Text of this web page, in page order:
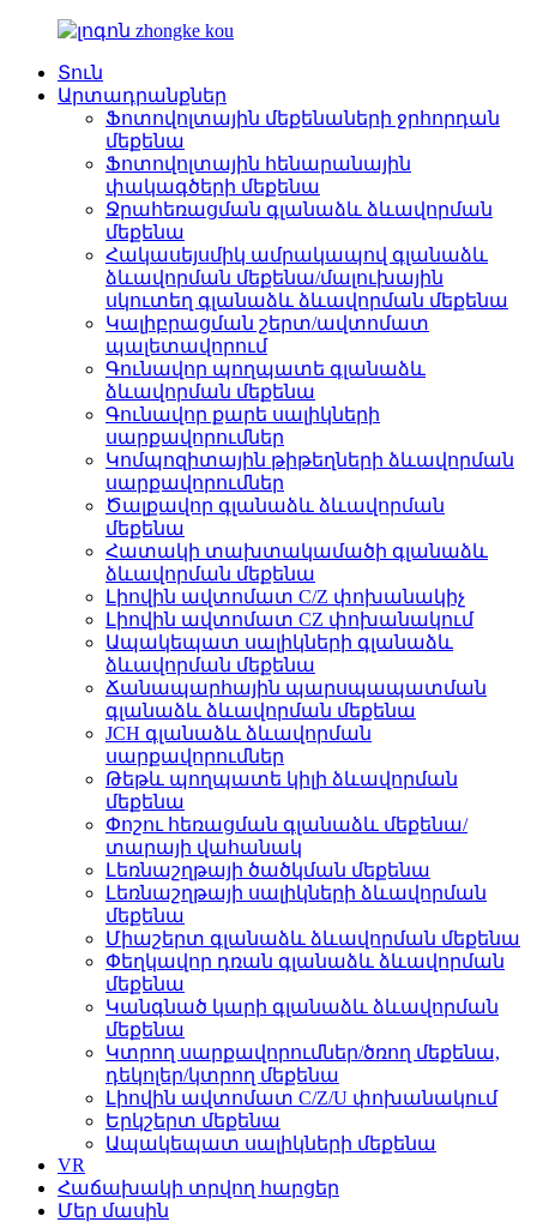
Տուն
Արտադրանքներ
Ֆոտովոլտային մեքենաների ջրհորդան
մեքենա
Ֆոտովոլտային հենարանային
փակագծերի մեքենա
Ջրահեռացման գլանաձև ձևավորման
մեքենա
Հակասեյսմիկ ամրակապով գլանաձև
ձևավորման մեքենա/մալուխային
սկուտեղ գլանաձև ձևավորման մեքենա
Կալիբրացման շերտ/ավտոմատ
պալետավորում
Գունավոր պողպատե գլանաձև
ձևավորման մեքենա
Գունավոր քարե սալիկների
սարքավորումներ
Կոմպոզիտային թիթեղների ձևավորման
սարքավորումներ
Ծալքավոր գլանաձև ձևավորման
մեքենա
Հատակի տախտակամածի գլանաձև
ձևավորման մեքենա
Լիովին ավտոմատ C/Z փոխանակիչ
Լիովին ավտոմատ CZ փոխանակում
Ապակեպատ սալիկների գլանաձև
ձևավորման մեքենա
Ճանապարհային պարսպապատման
գլանաձև ձևավորման մեքենա
JCH գլանաձև ձևավորման
սարքավորումներ
Թեթև պողպատե կիլի ձևավորման
մեքենա
Փոշու հեռացման գլանաձև մեքենա/
տարայի վահանակ
Լեռնաշղթայի ծածկման մեքենա
Լեռնաշղթայի սալիկների ձևավորման
մեքենա
Միաշերտ գլանաձև ձևավորման մեքենա
Փեղկավոր դռան գլանաձև ձևավորման
մեքենա
Կանգնած կարի գլանաձև ձևավորման
մեքենա
Կտրող սարքավորումներ/ծռող մեքենա,
դեկոլեր/կտրող մեքենա
Լիովին ավտոմատ C/Z/U փոխանակում
Երկշերտ մեքենա
Ապակեպատ սալիկների մեքենա
VR
Հաճախակի տրվող հարցեր
Մեր մասին